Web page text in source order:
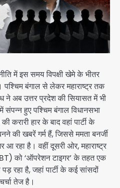
में इस समय विपक्षी खेमे के भीतर
बंगाल से लेकर महाराष्ट्र तक
ने अब उत्तर प्रदेश की सियासत में भी
संपन्न हुए पश्चिम बंगाल विधानसभा
हार के बाद वहां पार्टी के
की खबरें गर्म हैं, जिससे ममता बनर्जी
रहा है। वहीं दूसरी ओर, महाराष्ट्र
को ‘ऑपरेशन टाइगर’ के तहत एक
रहा है, जहां पार्टी के कई सांसदों
तेज है।